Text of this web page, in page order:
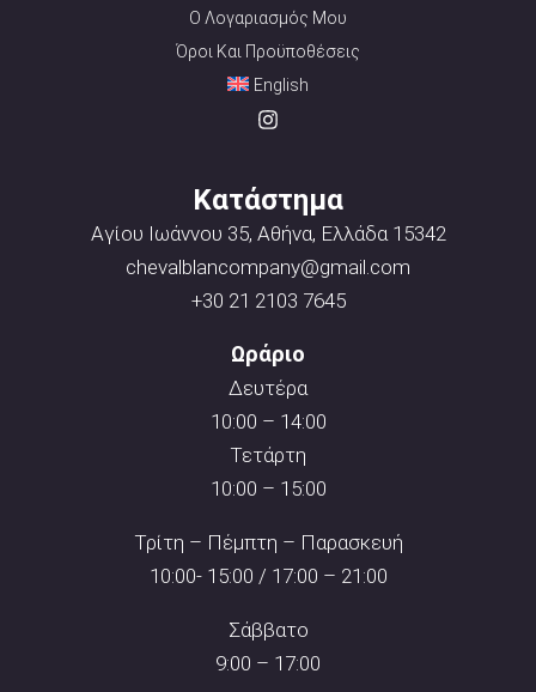
Ο Λογαριασμός Μου
Όροι Και Προϋποθέσεις
English
Κατάστημα
Αγίου Ιωάννου 35, Αθήνα, Ελλάδα 15342
chevalblancompany@gmail.com
+30 21 2103 7645
Ωράριο
Δευτέρα
10:00 – 14:00
Τετάρτη
10:00 – 15:00
Τρίτη – Πέμπτη – Παρασκευή
10:00- 15:00 / 17:00 – 21:00
Σάββατο
9:00 – 17:00